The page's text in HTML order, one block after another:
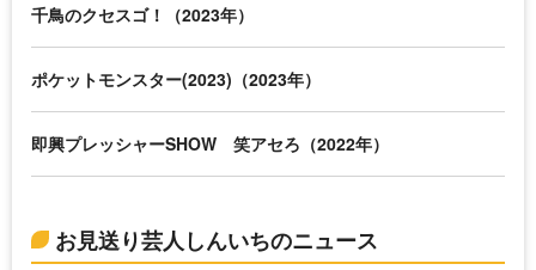
千鳥のクセスゴ！（2023年）
ポケットモンスター(2023)（2023年）
即興プレッシャーSHOW 笑アセろ（2022年）
お見送り芸人しんいちのニュース